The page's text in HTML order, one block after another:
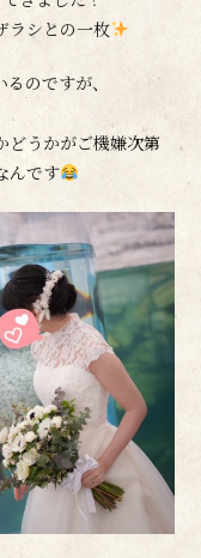
ラシとの一枚
のですが、
うかがご機嫌次第
んです